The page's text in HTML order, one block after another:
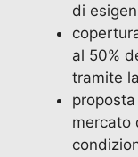
di
al 50%
tramite
mercato